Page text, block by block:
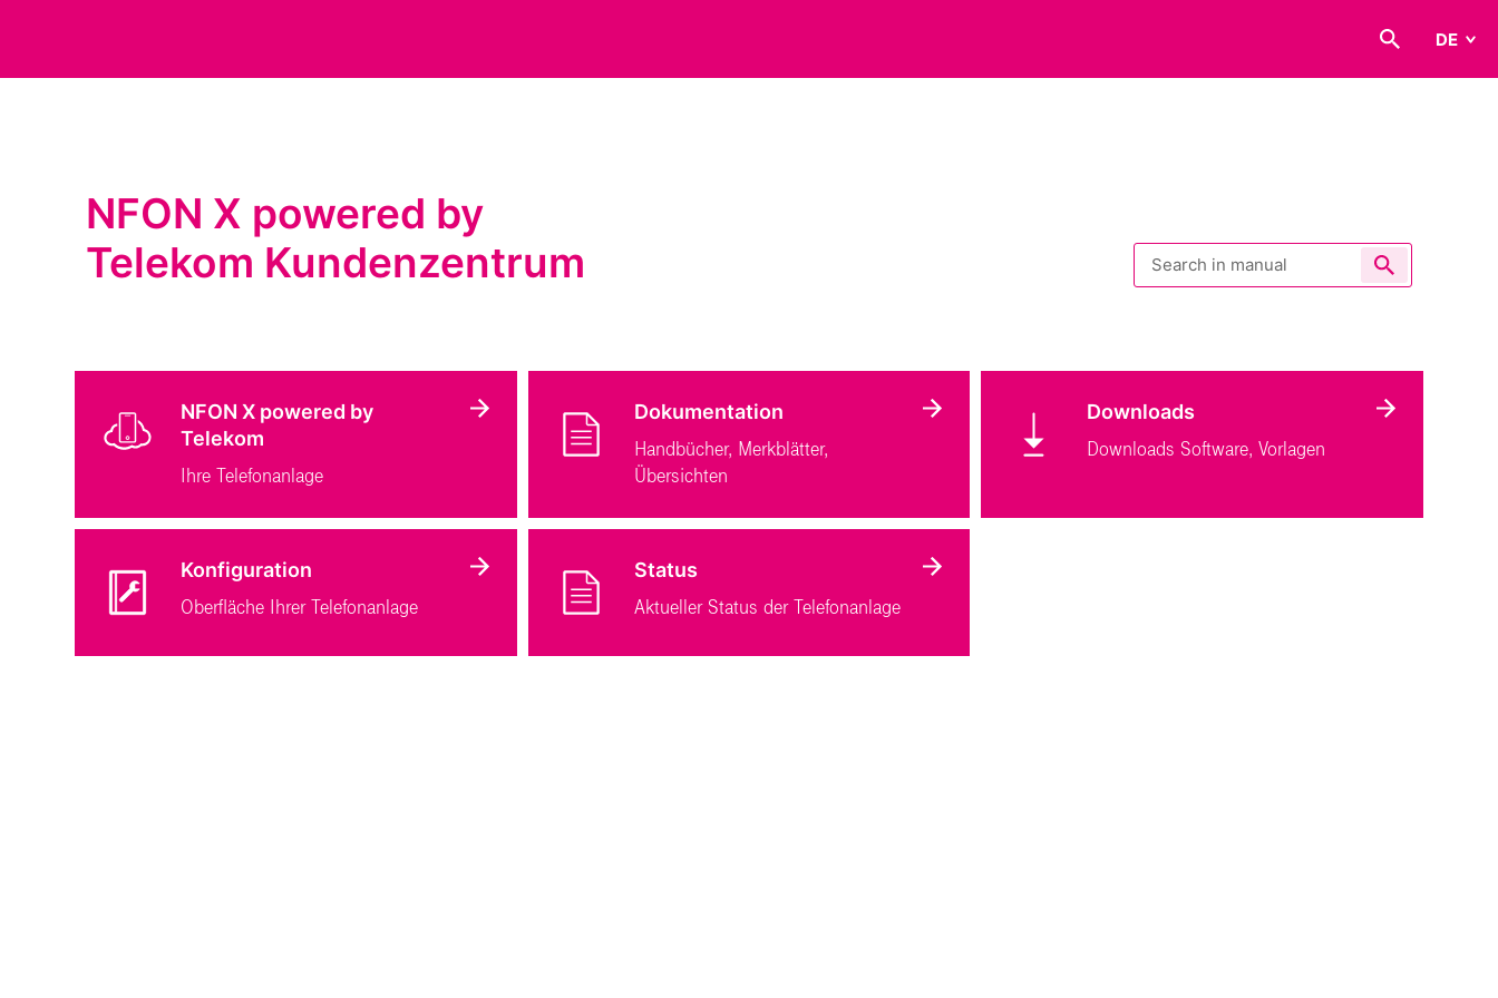
DE
EN
NFON X powered by
Telekom Kundenzentrum
NFON X powered by
Telekom
Ihre Telefonanlage
Dokumentation
Handbücher, Merkblätter,
Übersichten
Downloads
Downloads Software, Vorlagen
Konfiguration
Oberfläche Ihrer Telefonanlage
Status
Aktueller Status der Telefonanlage